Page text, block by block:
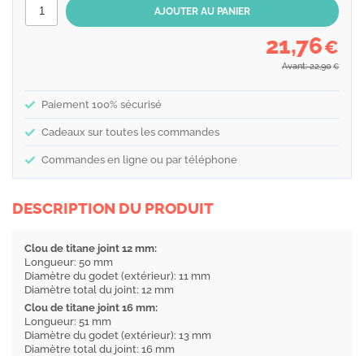
21,76€
Avant: 22,90 €
Paiement 100% sécurisé
Cadeaux sur toutes les commandes
Commandes en ligne ou par téléphone
DESCRIPTION DU PRODUIT
Clou de titane joint 12 mm:
Longueur: 50 mm
Diamètre du godet (extérieur): 11 mm
Diamètre total du joint: 12 mm
Clou de titane joint 16 mm:
Longueur: 51 mm
Diamètre du godet (extérieur): 13 mm
Diamètre total du joint: 16 mm